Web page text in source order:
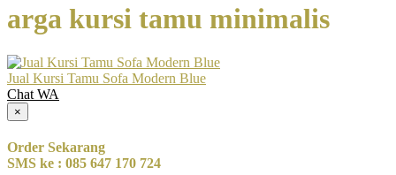
arga kursi tamu minimalis
Jual Kursi Tamu Sofa Modern Blue
Chat WA
×
Order Sekarang
SMS ke : 085 647 170 724